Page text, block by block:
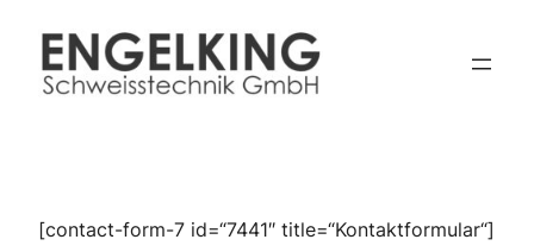
Inhalt
springen
[contact-form-7 id=“7441″ title=“Kontaktformular“]